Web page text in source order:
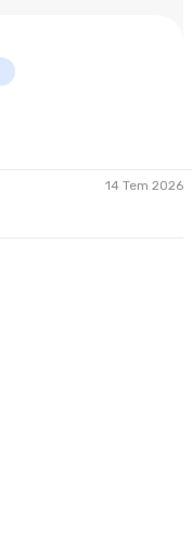
14 Tem 2026